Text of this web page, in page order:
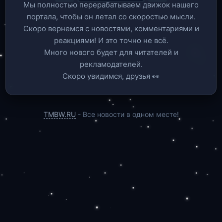
Мы полностью перерабатываем движок нашего
портала, чтобы он летал со скоростью мысли.
Скоро вернемся c новостями, комментариями и
реакциями! И это точно не всё.
Много нового будет для читателей и
рекламодателей.
Скоро увидимся, друзья 👀
TMBW.RU - Все новости в одном месте!